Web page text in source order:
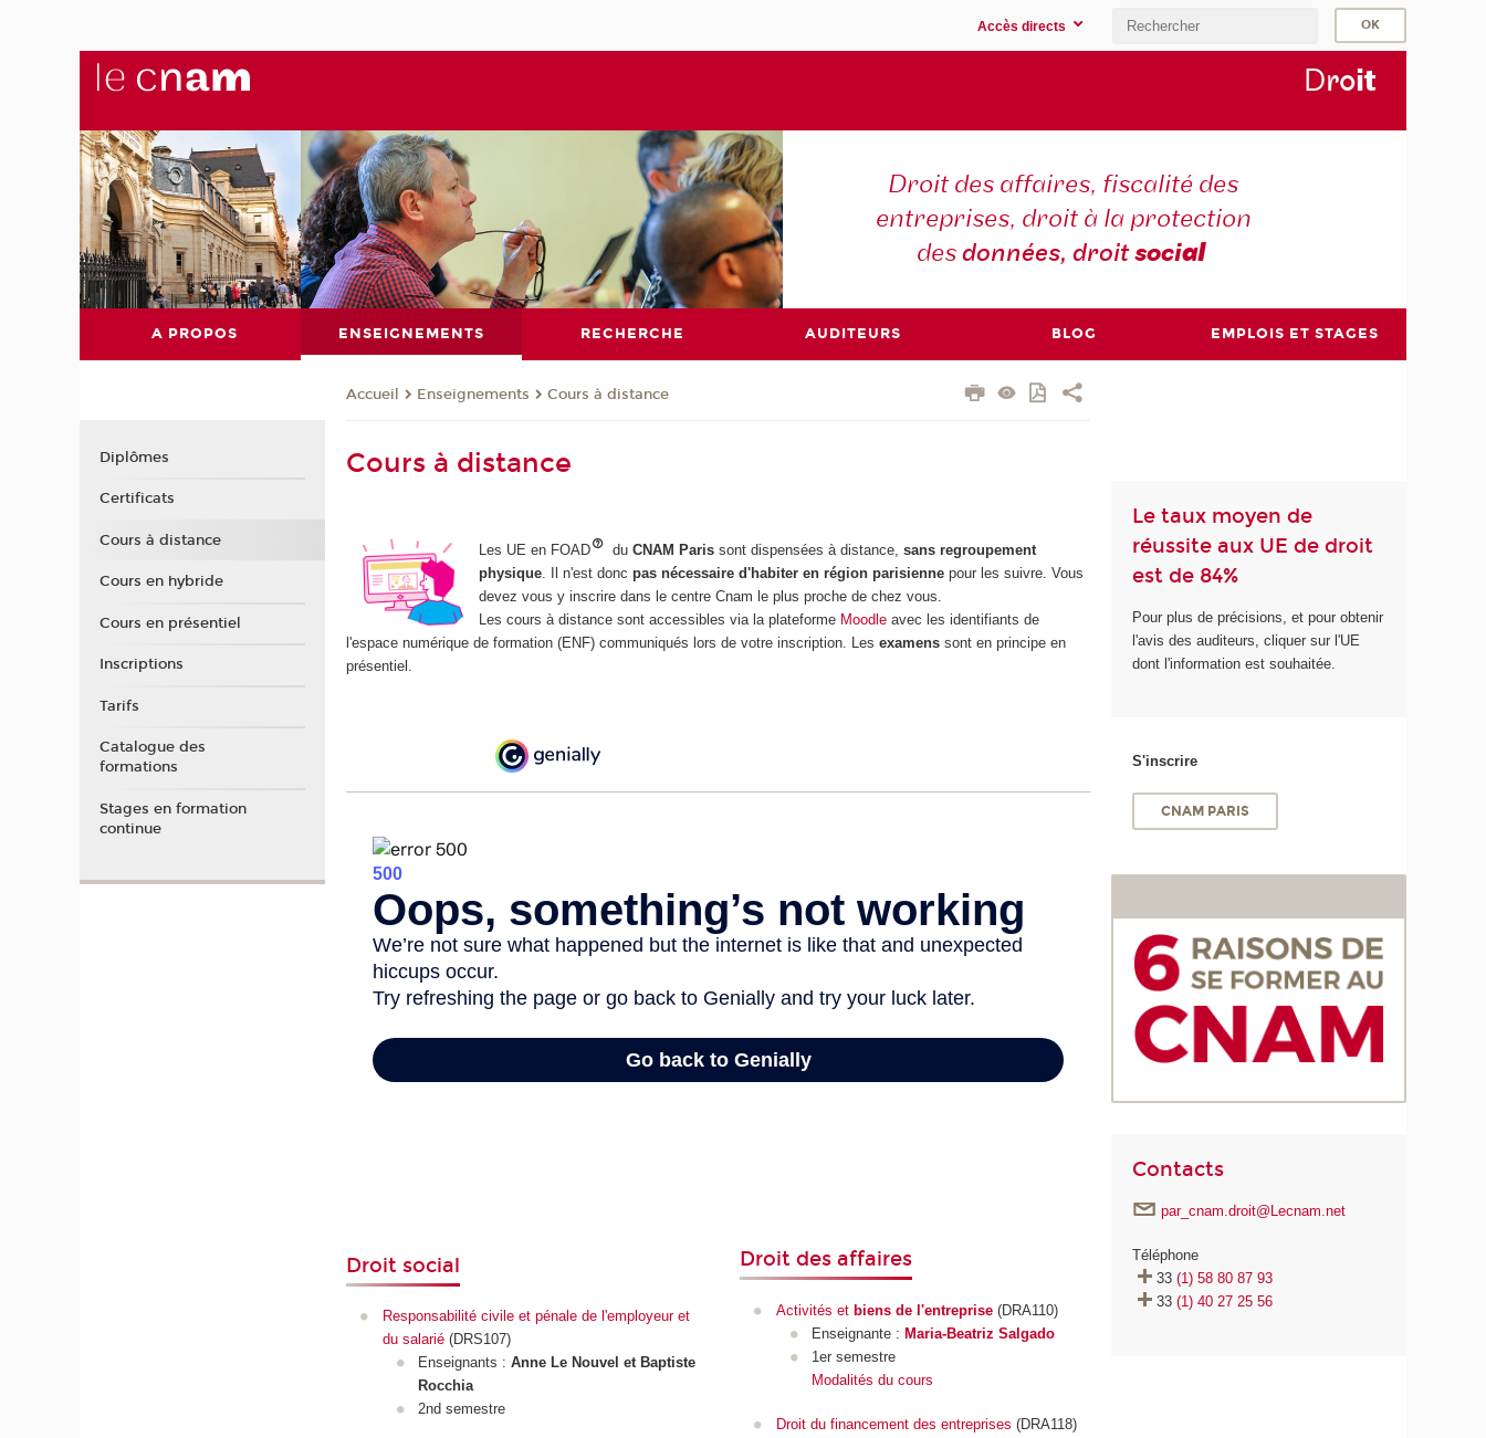
Accès directs
Droit
Droit des affaires, fiscalité des
entreprises, droit à la protection
desdonnées, droitsocial
A PROPOS ENSEIGNEMENTS RECHERCHE AUDITEURS BLOG EMPLOIS ET STAGES
Accueil Enseignements Cours à distance
Cours à distance
Les UE en FOAD duCNAM Parissont dispensées à distance,sans regroupement
physique. Il n'est doncpas nécessaire d'habiter en région parisienne pour les suivre. Vous
devez vous y inscrire dans le centre Cnam le plus proche de chez vous.
Les cours à distance sont accessibles via la plateforme Moodle avec les identifiants de
l'espace numérique de formation (ENF) communiqués lors de votre inscription. Les examens sont en principe en
présentiel.
Droit social
Responsabilité civile et pénale de l'employeur et
du salarié(DRS107)
Enseignants :Anne Le Nouvel et Baptiste
Rocchia
2nd semestre
Droit des affaires
Activités et biens de l'entreprise(DRA110)
Enseignante : Maria-Beatriz Salgado
1er semestre
Modalités du cours
Droit du financement des entreprises (DRA118)
Le taux moyen de
réussite aux UE de droit
est de 84%
Pour plus de précisions, et pour obtenir
l'avis des auditeurs, cliquer sur l'UE
dont l'information est souhaitée.
S'inscrire
CNAM PARIS
Contacts
par_cnam.droit@Lecnam.net
Téléphone
33(1) 58 80 87 93
33(1) 40 27 25 56
Diplômes
Certificats
Cours à distance
Cours en hybride
Cours en présentiel
Inscriptions
Tarifs
Catalogue des
formations
Stages en formation
continue